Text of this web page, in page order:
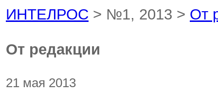
ИНТЕЛРОС > №1, 2013 > От
От редакции
21 мая 2013